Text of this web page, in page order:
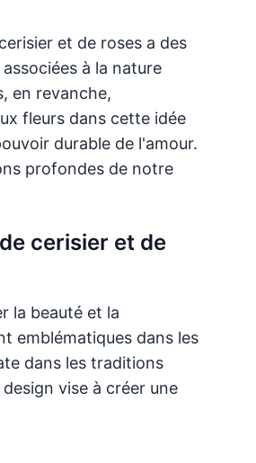
et de roses a des
à la nature
en revanche,
fleurs dans cette idée
durable de l'amour.
profondes de notre
cerisier et de
la beauté et la
emblématiques dans les
dans les traditions
vise à créer une